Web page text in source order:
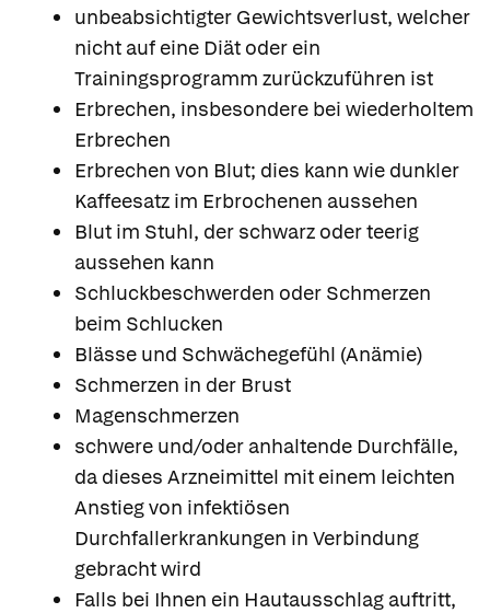
unbeabsichtigter Gewichtsverlust, welcher
nicht auf eine Diät oder ein
Trainingsprogramm zurückzuführen ist
Erbrechen, insbesondere bei wiederholtem
Erbrechen
Erbrechen von Blut; dies kann wie dunkler
Kaffeesatz im Erbrochenen aussehen
Blut im Stuhl, der schwarz oder teerig
aussehen kann
Schluckbeschwerden oder Schmerzen
beim Schlucken
Blässe und Schwächegefühl (Anämie)
Schmerzen in der Brust
Magenschmerzen
schwere und/oder anhaltende Durchfälle,
da dieses Arzneimittel mit einem leichten
Anstieg von infektiösen
Durchfallerkrankungen in Verbindung
gebracht wird
Falls bei Ihnen ein Hautausschlag auftritt,